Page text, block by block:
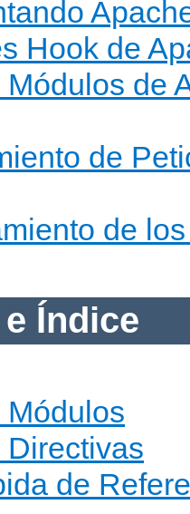
Hook de
de
de
de
Índice
Módulos
de